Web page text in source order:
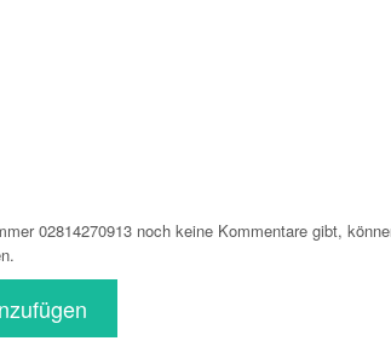
02814270913 noch keine Kommentare gibt,